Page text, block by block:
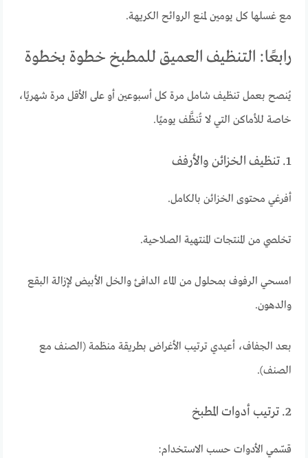
مع غسلها كل يومين لمنع الروائح الكريهة.
رابعًا: التنظيف العميق للمطبخ خطوة بخطوة
يُنصح بعمل تنظيف شامل مرة كل أسبوعين أو على الأقل مرة شهريًا،
خاصة للأماكن التي لا تُنظَّف يوميًا.
1. تنظيف الخزائن والأرفف
أفرغي محتوى الخزائن بالكامل.
تخلصي من المنتجات المنتهية الصلاحية.
امسحي الرفوف بمحلول من الماء الدافئ والخل الأبيض لإزالة البقع
والدهون.
بعد الجفاف، أعيدي ترتيب الأغراض بطريقة منظمة (الصنف مع
الصنف).
2. ترتيب أدوات المطبخ
قسّمي الأدوات حسب الاستخدام: